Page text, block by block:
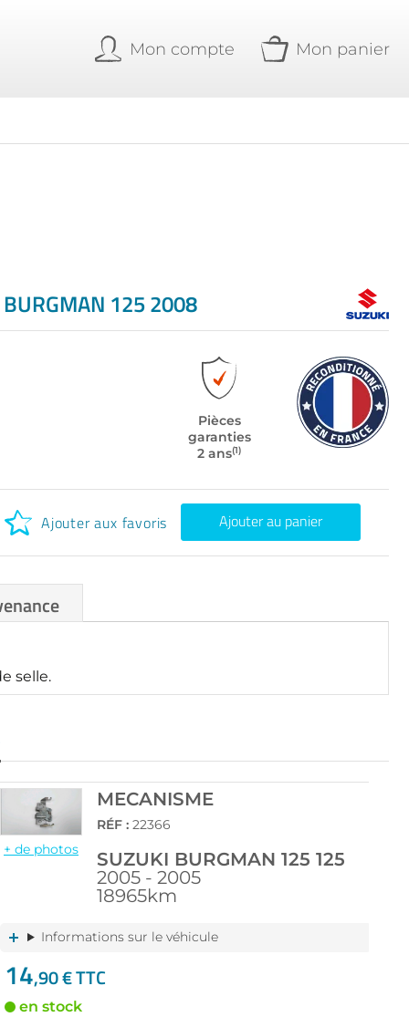
Mon compte Mon panier
BURGMAN 125 2008
Pièces
garanties
2 ans(1)
Ajouter aux favoris Ajouter au panier
selle.
+ de photos
MECANISME
RÉF : 22366
SUZUKI BURGMAN 125 125
2005 - 2005
18965km
Informations sur le véhicule
14,90 € TTC
en stock